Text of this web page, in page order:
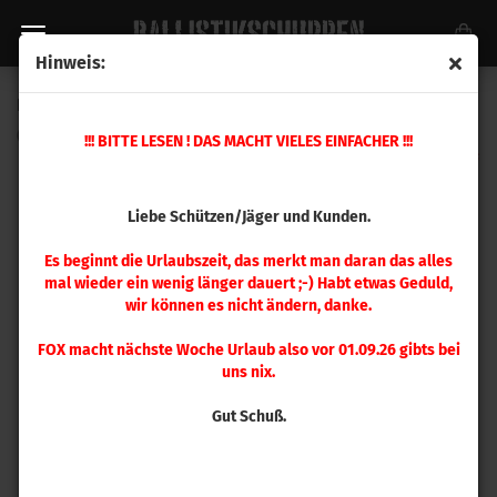
Hinweis:
!!! BITTE LESEN ! DAS MACHT VIELES EINFACHER !!!
Liebe Schützen/Jäger und Kunden.
Es beginnt die Urlaubszeit, das merkt man daran das alles
mal wieder ein wenig länger dauert ;-) Habt etwas Geduld,
wir können es nicht ändern, danke.
FOX macht nächste Woche Urlaub also vor 01.09.26 gibts bei
uns nix.
Gut Schuß.
A3006)